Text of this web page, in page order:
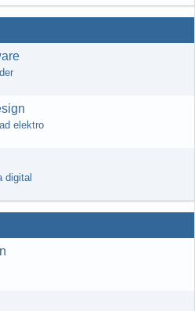
elektro
digital